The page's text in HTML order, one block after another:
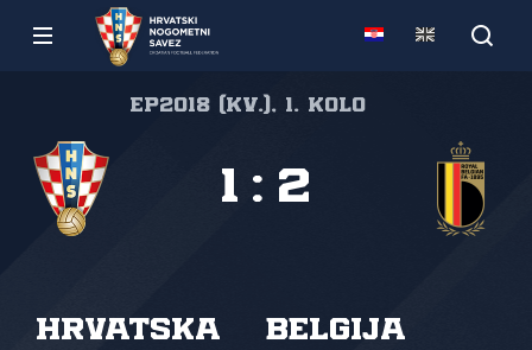
EP2018 (kv.), 1. kolo
Hrvatska Belgija
1 : 2